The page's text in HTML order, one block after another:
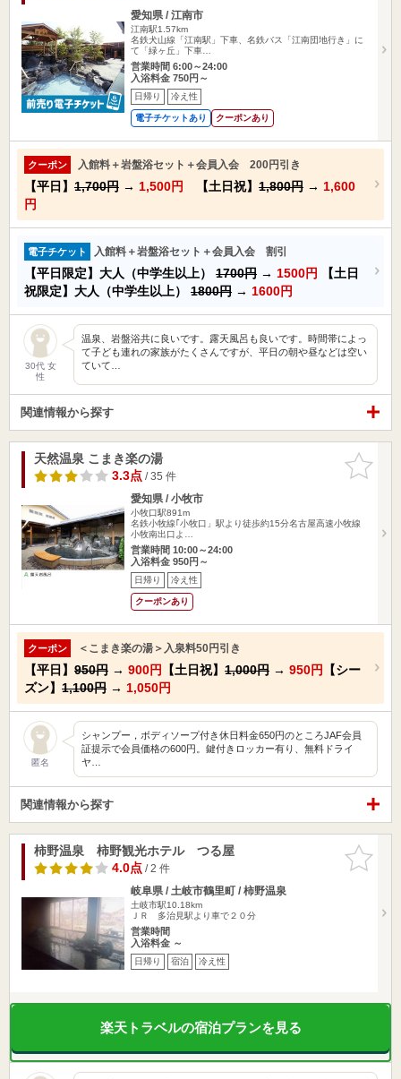
愛知県 / 江南市
江南駅1.57km
名鉄犬山線「江南駅」下車、名鉄バス「江南団地行き」に
て「緑ヶ丘」下車…
営業時間 6:00～24:00
入浴料金 750円～
日帰り 冷え性
電子チケットあり クーポンあり
クーポン 入館料＋岩盤浴セット＋会員入会 200円引き
【平日】 1,700円 → 1,500円 【土日祝】 1,800円 → 1,600
円
電子チケット 入館料＋岩盤浴セット＋会員入会 割引
【平日限定】大人（中学生以上） 1700円 → 1500円
【土日
祝限定】大人（中学生以上） 1800円 → 1600円
30代 女
性
温泉、岩盤浴共に良いです。露天風呂も良いです。時間帯によっ
て子ども連れの家族がたくさんですが、平日の朝や昼などは空い
ていて…
関連情報から探す
お気に入
りに追加
天然温泉 こまき楽の湯
3.3点/ 35 件
愛知県 / 小牧市
小牧口駅891m
名鉄小牧線｢小牧口」駅より徒歩約15分名古屋高速小牧線
小牧南出口よ…
営業時間 10:00～24:00
入浴料金 950円～
日帰り 冷え性
クーポンあり
クーポン ＜こまき楽の湯＞入泉料50円引き
【平日】 950円 → 900円 【土日祝】 1,000円 → 950円
【シー
ズン】 1,100円 → 1,050円
匿名
シャンプー，ボディソープ付き休日料金650円のところJAF会員
証提示で会員価格の600円。鍵付きロッカー有り、無料ドライ
ヤ…
関連情報から探す
お気に入
りに追加
柿野温泉 柿野観光ホテル つる屋
4.0点/ 2 件
岐阜県 / 土岐市鶴里町 / 柿野温泉
土岐市駅10.18km
ＪＲ 多治見駅より車で２０分
営業時間
入浴料金 ～
日帰り 宿泊 冷え性
楽天トラベルの宿泊プランを見る